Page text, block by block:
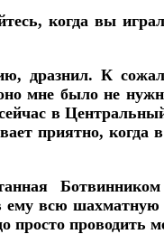
когда вы
дразнил. К
мне было не
в
приятно,
всю шахматную
просто проводить